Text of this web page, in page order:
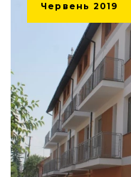
Червень 2019